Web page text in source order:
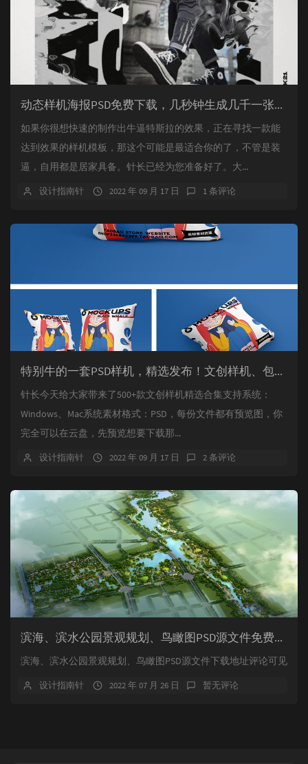
动态样机海报PSD免费下载，几秒钟生成几千一张的海报，psd模板源文件下载。
如果你很想快速的制作出牛逼特斯拉的效果，正在寻找一款能
达到效果的样机模板，那这个可能是最适合你的了，不管是装
逼，自用都是居家具备。针长已经为您准备好了。大...
设计指南针 2022 年 09 月 17 日 1 条评论
特别牛的一套PSD样机，精选发布！文创样机、包装样机500款大合集，免费下载，PSD样机免费下载。
针长今天给大家带来了500+款文创样机精选合集支持系统：
Windows、Mac系统素材格式：PSD，每份文件都有预览图，你
完全可以在云盘，先预览想要下载那...
设计指南针 2022 年 09 月 17 日 2 条评论
滨海、滨水公园景观规划、鸟瞰图PSD源文件免费下载
滨海、滨水公园景观规划、鸟瞰图PSD源文件下载地址评论可见
设计指南针 2022 年 07 月 26 日 暂无评论